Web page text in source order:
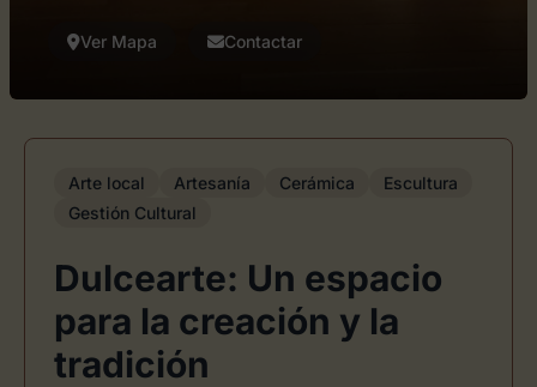
Ver Mapa Contactar
Arte local Artesanía Cerámica
Escultura
Gestión Cultural
Dulcearte: Un espacio
para la creación y la
tradición